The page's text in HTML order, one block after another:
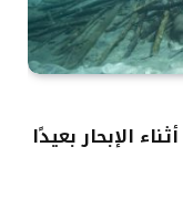
الإبحار بعيدًا